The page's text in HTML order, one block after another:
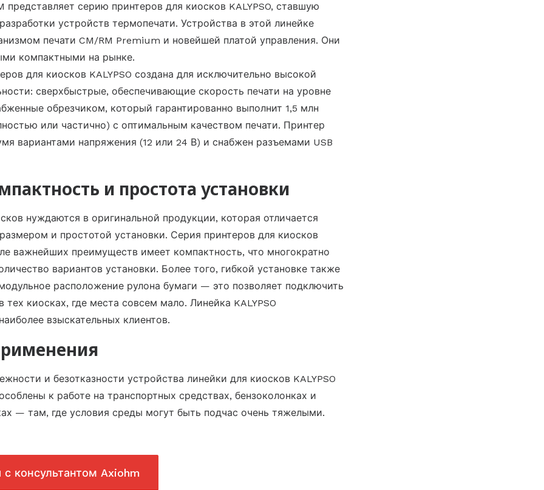
представляет серию принтеров для киосков KALYPSO, ставшую
устройств термопечати. Устройства в этой линейке
печати CM/RM Premium и новейшей платой управления. Они
компактными на рынке.
для киосков KALYPSO создана для исключительно высокой
сверхбыстрые, обеспечивающие скорость печати на уровне
обрезчиком, который гарантированно выполнит 1,5 млн
или частично) с оптимальным качеством печати. Принтер
вариантами напряжения (12 или 24 В) и снабжен разъемами USB
и простота установки
нуждаются в оригинальной продукции, которая отличается
и простотой установки. Серия принтеров для киосков
важнейших преимуществ имеет компактность, что многократно
вариантов установки. Более того, гибкой установке также
расположение рулона бумаги — это позволяет подключить
тех киосках, где места совсем мало. Линейка KALYPSO
взыскательных клиентов.
и безотказности устройства линейки для киосков KALYPSO
к работе на транспортных средствах, бензоколонках и
— там, где условия среды могут быть подчас очень тяжелыми.
с консультантом Axiohm